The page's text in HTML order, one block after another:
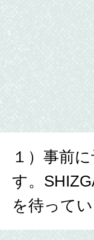
１）事前
す。
を待ってい